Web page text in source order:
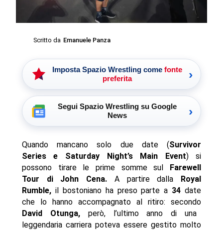
Scritto da Emanuele Panza
Imposta Spazio Wrestling come fonte
preferita
›
Segui Spazio Wrestling su Google
News
›
Quando mancano solo due date (Survivor
Series e Saturday Night’s Main Event) si
possono tirare le prime somme sul
Farewell
Tour di John Cena. A partire dalla
Royal
Rumble,il bostoniano ha preso parte a 34 date
che lo hanno accompagnato al ritiro: secondo
David Otunga,però, l’ultimo anno di una
leggendaria carriera poteva essere gestito molto